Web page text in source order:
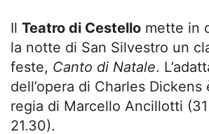
Il Teatro di Cestello mette in
la notte di San Silvestro un
feste, Canto di Natale.
dell’opera di Charles
regia di Marcello Ancillotti
21.30).